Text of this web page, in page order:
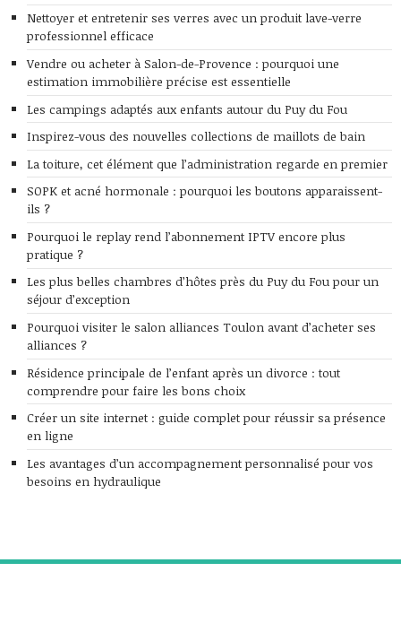
Nettoyer et entretenir ses verres avec un produit lave-verre
professionnel efficace
Vendre ou acheter à Salon-de-Provence : pourquoi une
estimation immobilière précise est essentielle
Les campings adaptés aux enfants autour du Puy du Fou
Inspirez-vous des nouvelles collections de maillots de bain
La toiture, cet élément que l’administration regarde en premier
SOPK et acné hormonale : pourquoi les boutons apparaissent-
ils ?
Pourquoi le replay rend l’abonnement IPTV encore plus
pratique ?
Les plus belles chambres d’hôtes près du Puy du Fou pour un
séjour d’exception
Pourquoi visiter le salon alliances Toulon avant d’acheter ses
alliances ?
Résidence principale de l’enfant après un divorce : tout
comprendre pour faire les bons choix
Créer un site internet : guide complet pour réussir sa présence
en ligne
Les avantages d’un accompagnement personnalisé pour vos
besoins en hydraulique